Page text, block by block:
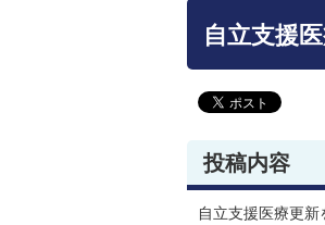
自立支援
投稿内容
自立支援医療更